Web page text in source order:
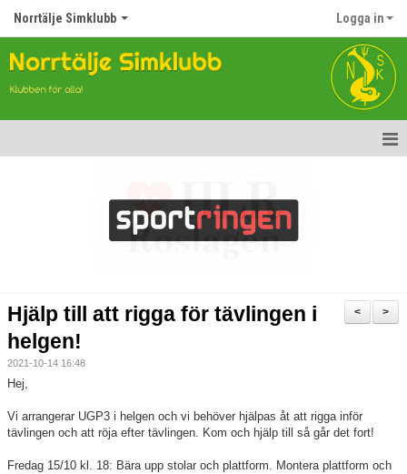
Norrtälje Simklubb Logga in
Topp Tolv
Anmälan till Simklubben
>
<
Hjälp till att rigga för tävlingen i
helgen!
2021-10-14 16:48
Hej,
Vi arrangerar UGP3 i helgen och vi behöver hjälpas åt att rigga inför
tävlingen och att röja efter tävlingen. Kom och hjälp till så går det fort!
Fredag 15/10 kl. 18: Bära upp stolar och plattform. Montera plattform och